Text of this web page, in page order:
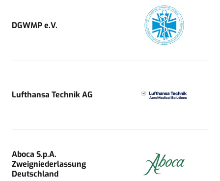
DGWMP e.V.
Lufthansa Technik AG
Aboca S.p.A.
Zweigniederlassung
Deutschland